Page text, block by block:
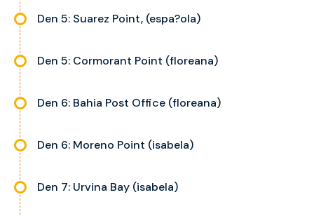
Den 5: Suarez Point, (espa?ola)
Den 5: Cormorant Point (floreana)
Den 6: Bahia Post Office (floreana)
Den 6: Moreno Point (isabela)
Den 7: Urvina Bay (isabela)